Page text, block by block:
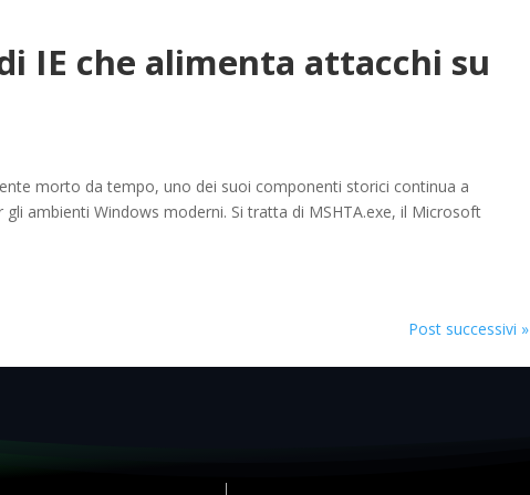
IE che alimenta attacchi su
morto da tempo, uno dei suoi componenti storici continua a
ambienti Windows moderni. Si tratta di MSHTA.exe, il Microsoft
Post successivi »